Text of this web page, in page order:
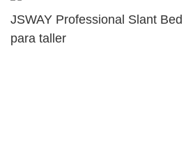
JSWAY Professional Slant
para taller